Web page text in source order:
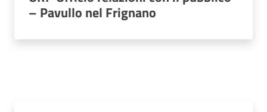
– Pavullo nel Frignano